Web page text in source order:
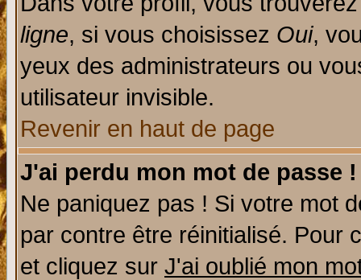
ligne, si vous choisissez Oui,
yeux des administrateurs ou
utilisateur invisible.
Revenir en haut de page
J'ai perdu mon mot de passe !
Ne paniquez pas ! Si votre mot
par contre être réinitialisé. Pour
et cliquez sur J'ai oublié mon